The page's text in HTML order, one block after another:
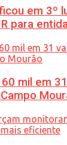
em 3º
para
60 mil em